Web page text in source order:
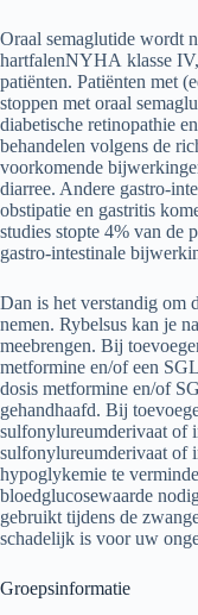
Oraal semaglutide wordt
hartfalenNYHA klasse
patiënten. Patiënten met
stoppen met oraal
diabetische retinopathie
behandelen volgens de
voorkomende
diarree. Andere gastro-
obstipatie en gastritis
studies stopte 4% van de
gastro-intestinale
Dan is het verstandig om
nemen. Rybelsus kan je
meebrengen. Bij
metformine en/of een
dosis metformine en/of
gehandhaafd. Bij
sulfonylureumderivaat of
sulfonylureumderivaat of
hypoglykemie te
bloedglucosewaarde
gebruikt tijdens de
schadelijk is voor uw
Groepsinformatie